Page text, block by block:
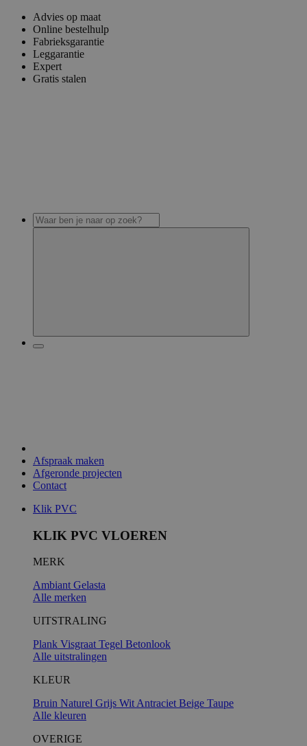
Advies op maat
Online bestelhulp
Fabrieksgarantie
Leggarantie
Expert
Gratis stalen
Afspraak maken
Afgeronde projecten
Contact
Klik PVC
KLIK PVC VLOEREN
MERK
AmbiantGelasta
Alle merken
UITSTRALING
Plank VisgraatTegel Betonlook
Alle uitstralingen
KLEUR
Bruin Naturel Grijs WitAntraciet Beige Taupe
Alle kleuren
OVERIGE